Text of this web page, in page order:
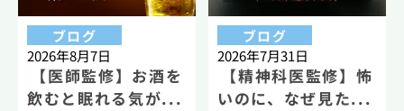
ブログ
2026年8月7日
【医師監修】お酒を
飲むと眠れる気が...
ブログ
2026年7月31日
【精神科医監修】怖
いのに、なぜ見た...